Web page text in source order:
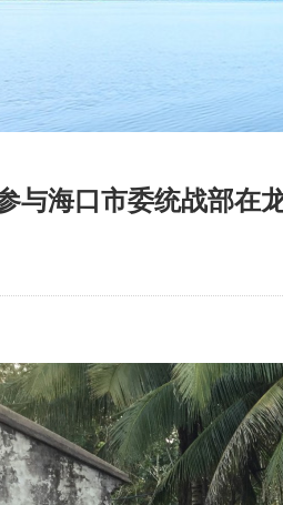
与海口市委统战部在